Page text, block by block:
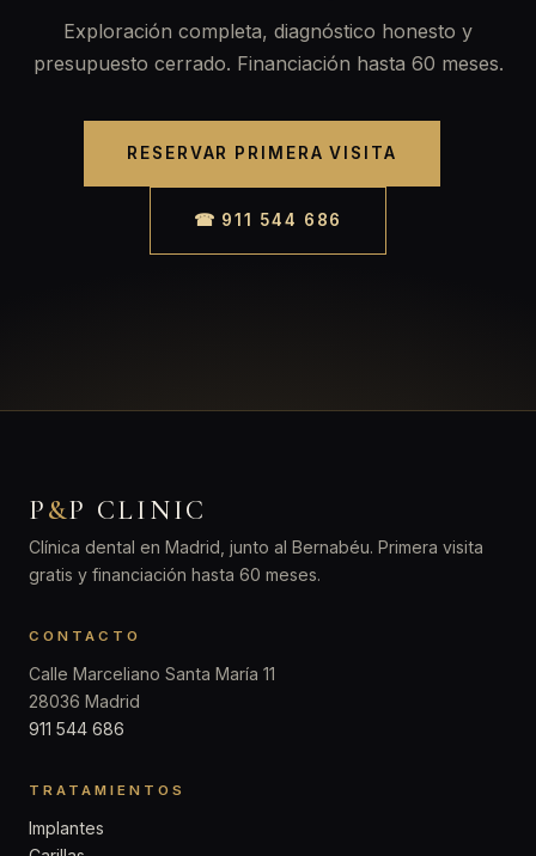
Exploración completa, diagnóstico honesto y
presupuesto cerrado. Financiación hasta 60 meses.
RESERVAR PRIMERA VISITA
☎ 911 544 686
P&P CLINIC
Clínica dental en Madrid, junto al Bernabéu. Primera visita
gratis y financiación hasta 60 meses.
CONTACTO
Calle Marceliano Santa María 11
28036 Madrid
911 544 686
TRATAMIENTOS
Implantes